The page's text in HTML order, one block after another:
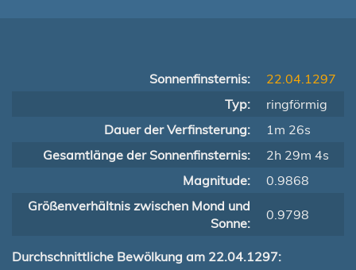
Sonnenfinsternis:
22.04.1297
Typ:
ringförmig
Dauer der Verfinsterung:
1m 26s
Gesamtlänge der Sonnenfinsternis:
2h 29m 4s
Magnitude:
0.9868
Größenverhältnis zwischen Mond und
Sonne:
0.9798
Durchschnittliche Bewölkung am 22.04.1297: